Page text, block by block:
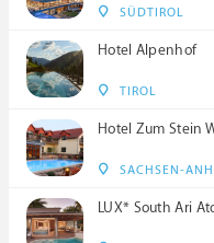
SÜDTIROL
Hotel Alpenhof
TIROL
Hotel Zum Stein
SACHSEN-
LUX* South Ari